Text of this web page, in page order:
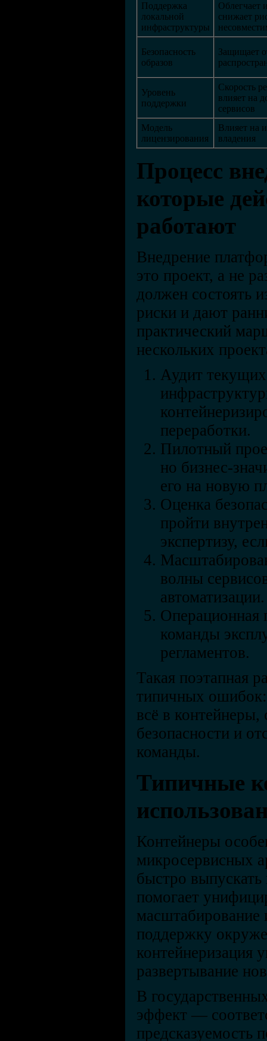
Поддержка
локальной
инфраструктуры
Облегчает
снижает
Безопасность
образов
Защищает
Уровень
поддержки
Скорость
влияет на
сервисов
Модель
лицензирования
Влияет на
владения
Процесс
которые
работают
Внедрение
это проект, а не
должен состоять
риски и дают
практический
нескольких
Аудит
переработки.
Пилотный
но бизнес-
его на новую
Оценка
пройти
экспертизу,
волны
автоматизации.
Операционная
команды
регламентов.
Такая поэтапная
типичных ошибок:
всё в контейнеры,
безопасности и
команды.
Типичные
Контейнеры
микросервисных
быстро
помогает
масштабирование
поддержку
контейнеризация
развертывание
В
эффект —
предсказуемость